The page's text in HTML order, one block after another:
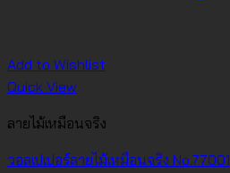
Add to Wishlist
Quick View
ลายไม้เหมือนจริง
วอลเปเปอร์ลายไม้เหมือนจริง No.77001